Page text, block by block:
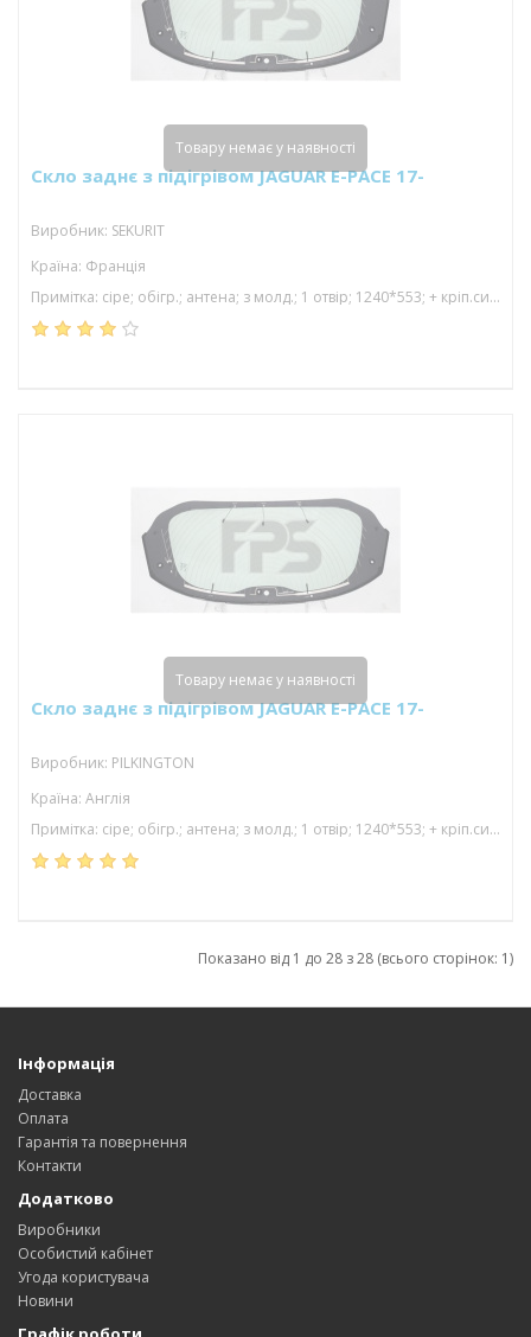
Скло заднє з підігрівом JAGUAR E-PACE 17-
Виробник: SEKURIT
Країна: Франція
Примітка: сіре; обігр.; антена; з молд.; 1 отвір; 1240*553; + кріп.сигналіз.
Товару немає у наявності
Скло заднє з підігрівом JAGUAR E-PACE 17-
Виробник: PILKINGTON
Країна: Англія
Примітка: сіре; обігр.; антена; з молд.; 1 отвір; 1240*553; + кріп.сигналіз.
Товару немає у наявності
Показано від 1 до 28 з 28 (всього сторінок: 1)
Інформація
Доставка
Оплата
Гарантія та повернення
Контакти
Додатково
Виробники
Особистий кабінет
Угода користувача
Новини